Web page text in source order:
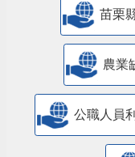
苗栗
農業
公職人員